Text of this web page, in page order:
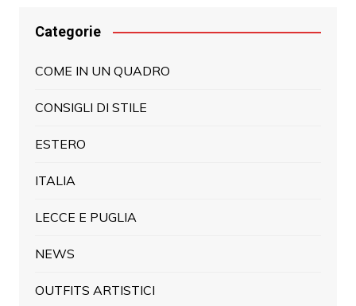
Categorie
COME IN UN QUADRO
CONSIGLI DI STILE
ESTERO
ITALIA
LECCE E PUGLIA
NEWS
OUTFITS ARTISTICI